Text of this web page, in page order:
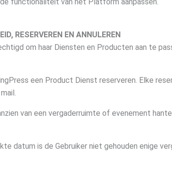
RESERVEREN EN ANNULEREN
om haar Diensten en Producten aan te
een Product Dienst reserveren. Elke
van een vergaderruimte of evenement
datum is de Gebruiker niet gehouden enige